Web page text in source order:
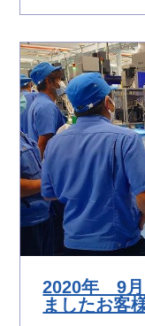
2020年 9月
ましたお客